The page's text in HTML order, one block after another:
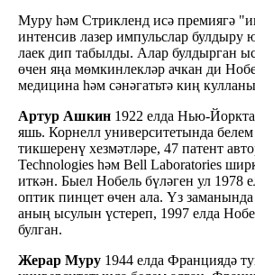
Муру һәм Стрикленд исә премиягә
интенсив лазер импульслар булдыру
лаек дип табылды. Алар булдырган
өчен яңа мөмкинлекләр ачкан ди
медицина һәм сәнәгатьтә киң
Артур Ашкин 1922 елда Нью-Йоркта
яшь. Корнелл университетында
тикшеренү хезмәтләре, 47 патент
Technologies һәм Bell Laboratories
иткән. Быел Нобель бүләген ул 1978
оптик пинцет өчен ала. Үз
аның ысулын үстереп, 1997 елда
булган.
Жерар Муру 1944 елда Франциядә